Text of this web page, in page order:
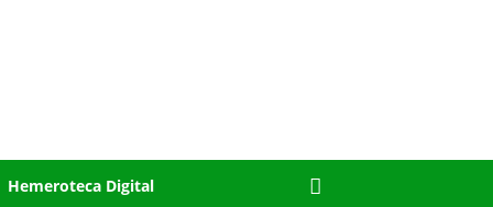
Hemeroteca Digital